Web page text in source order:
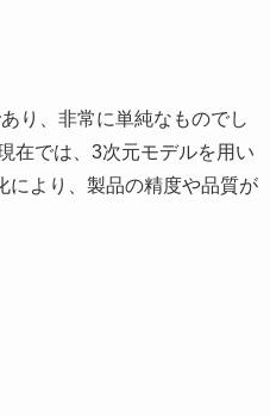
り、非常に単純なものでし
在では、3次元モデルを用い
により、製品の精度や品質が